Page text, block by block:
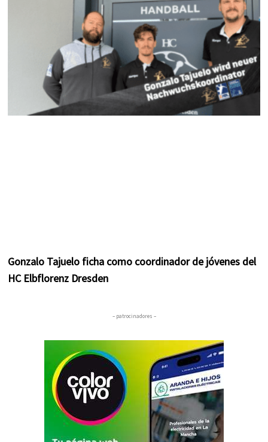
a
m
s
t
Gonzalo Tajuelo ficha como coordinador de jóvenes del
HC Elbflorenz Dresden
– patrocinadores –